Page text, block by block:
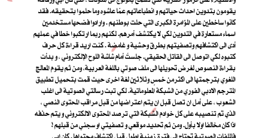
يقومون بتدوين احداث حياتهم و انطباعاتهم عمّا عاشوه وما حلموا بتحقيقه. فقد
كانوا ساخطين على المؤامرة الكبرى التي حلت بوطنهم . وارادوا فضحها مستخدمين
اسماء مستعارة في التدوين لكي لا يكتشف أمرهم. لكنهم ربما ارتكبوا خطا في عملهم
أدى الى اكتشافهم وتصفيتهم بطرق وحشية و غامضة . كنت اريد قراءة كل حرف
كتبوه لكي اتوصل الى القاتل الحقيقي. جلستُ أمام شاشة اللوح الإلكتروني ، و بدأت
بقراءة النصوص لغرض تحويلها الى ملف صوتي باللغة العربية، ومن ثم يقوم المعالج
اللغوي بترجمتها الى اكثرمن خمسٍ وثلاثين لغة اخرى حيث قمت بتحميل تطبيق
المترجم الادبي الفوري من الشبكة المعلوماتية. لكي تبث رسالتي الصوتية الى اغلب
الشعوب ، على أمل ان تصل قبل ان يتم اعتراضها من قبل مراقب المحتوى النصي ،
الذي تم تنصيبه على كل خوادم الشبكة التي ترصد المحتوى الالكتروني و يتم حذفه
اذا كان مخالفا اولا بأول. ومن ثم تحديد موقعي و تصفيتي او سجني من قبلهم !